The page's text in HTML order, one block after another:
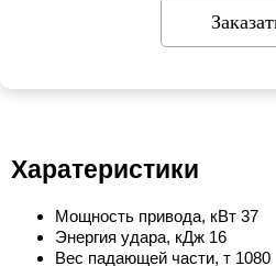
Харатеристики
Мощность привода, кВт 37
Энергия удара, кДж 16
Вес падающей части, т 1080